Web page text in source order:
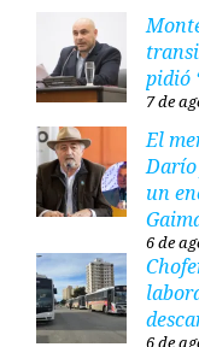
pidió
7 de
El
Darío
un
6 de
6 de